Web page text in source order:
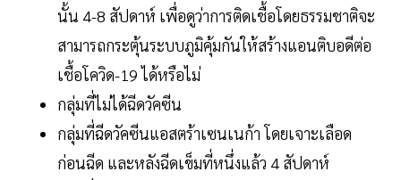
นั้น 4-8 สัปดาห์ เพื่อดูว่าการติดเชื้อโดยธรรมชาติจะ
สามารถกระตุ้นระบบภูมิคุ้มกันให้สร้างแอนติบอดีต่อ
เชื้อโควิด-19 ได้หรือไม่
กลุ่มที่ไม่ได้ฉีดวัคซีน
กลุ่มที่ฉีดวัคซีนแอสตร้าเซนเนก้า โดยเจาะเลือด
ก่อนฉีด และหลังฉีดเข็มที่หนึ่งแล้ว 4 สัปดาห์